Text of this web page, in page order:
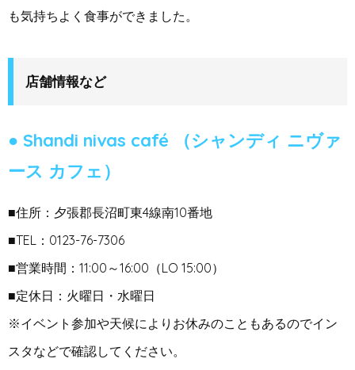
も気持ちよく食事ができました。
店舗情報など
Shandi nivas café （シャンディ ニヴァ
ース カフェ）
■住所：夕張郡長沼町東4線南10番地
■TEL：0123-76-7306
■営業時間：11:00～16:00（LO 15:00）
■定休日：火曜日・水曜日
※イベント参加や天候によりお休みのこともあるのでイン
スタなどで確認してください。